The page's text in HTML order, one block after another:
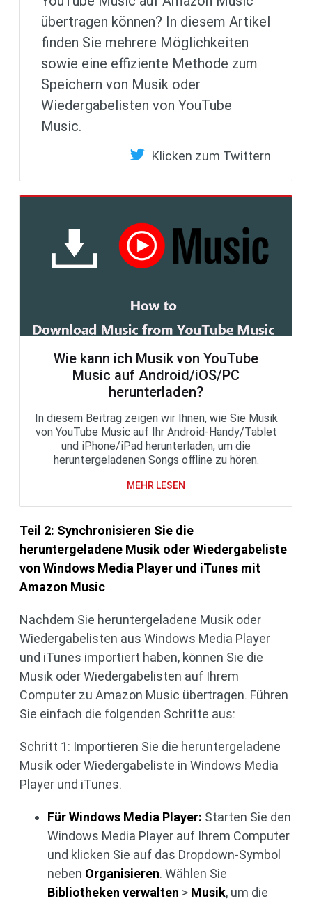
übertragen können? In diesem Artikel
finden Sie mehrere Möglichkeiten
sowie eine effiziente Methode zum
Speichern von Musik oder
Wiedergabelisten von YouTube
Music.
Klicken zum Twittern
Wie kann ich Musik von YouTube
Music auf Android/iOS/PC
herunterladen?
In diesem Beitrag zeigen wir Ihnen, wie Sie Musik
von YouTube Music auf Ihr Android-Handy/Tablet
und iPhone/iPad herunterladen, um die
heruntergeladenen Songs offline zu hören.
MEHR LESEN
Teil 2: Synchronisieren Sie die
heruntergeladene Musik oder Wiedergabeliste
von Windows Media Player und iTunes mit
Amazon Music
Nachdem Sie heruntergeladene Musik oder
Wiedergabelisten aus Windows Media Player
und iTunes importiert haben, können Sie die
Musik oder Wiedergabelisten auf Ihrem
Computer zu Amazon Music übertragen. Führen
Sie einfach die folgenden Schritte aus:
Schritt 1: Importieren Sie die heruntergeladene
Musik oder Wiedergabeliste in Windows Media
Player und iTunes.
Für Windows Media Player: Starten Sie den
Windows Media Player auf Ihrem Computer
und klicken Sie auf das Dropdown-Symbol
neben Organisieren. Wählen Sie
Bibliotheken verwalten > Musik, um die